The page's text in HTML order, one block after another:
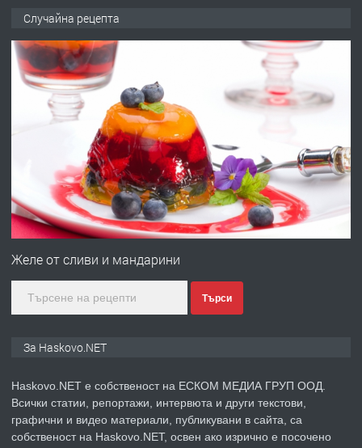
АПАРТАМЕНТ В ЦЕНТЪРА НА ГР.
ПРЕДЛАГА Давам гараж под наем
преди 3 дни
ПРЕДЛАГА
№4120 Магазин/Офис под наем в кв.
градската градина!
преди 4 дни
ПРЕДЛАГА
Случайна рецепта
Желе от сливи и мандарини
Търси
За Haskovo.NET
Haskovo.NET е собственост на ЕСКОМ МЕДИА ГРУП ООД.
Всички статии, репортажи, интервюта и други текстови,
графични и видео материали, публикувани в сайта, са
собственост на Haskovo.NET, освен ако изрично е посочено